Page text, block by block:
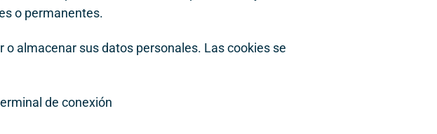
o permanentes.
almacenar sus datos personales. Las cookies se
de conexión